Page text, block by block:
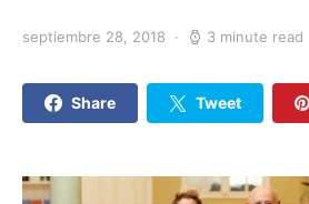
septiembre 28, 2018 3 minute read
Share Tweet